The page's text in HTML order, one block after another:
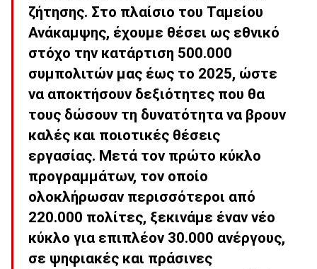
ζήτησης. Στο πλαίσιο του Ταμείου
Ανάκαμψης, έχουμε θέσει ως εθνικό
στόχο την κατάρτιση 500.000
συμπολιτών μας έως το 2025, ώστε
να αποκτήσουν δεξιότητες που θα
τους δώσουν τη δυνατότητα να βρουν
καλές και ποιοτικές θέσεις
εργασίας. Μετά τον πρώτο κύκλο
προγραμμάτων, τον οποίο
ολοκλήρωσαν περισσότεροι από
220.000 πολίτες, ξεκινάμε έναν νέο
κύκλο για επιπλέον 30.000 ανέργους,
σε ψηφιακές και πράσινες